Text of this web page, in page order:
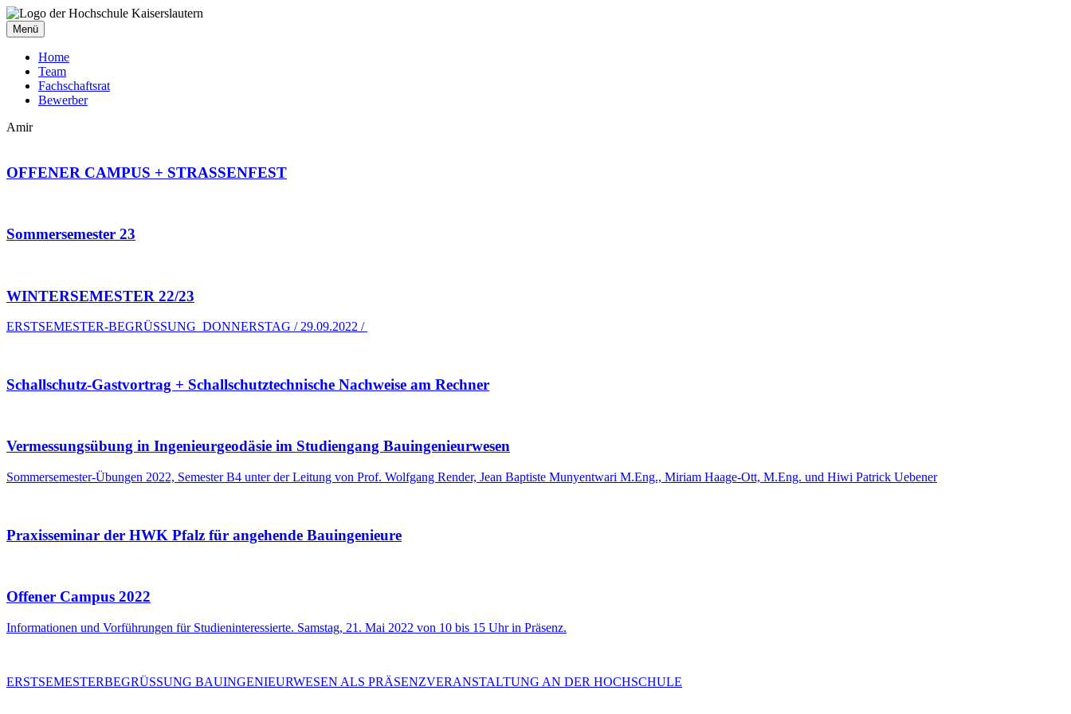
Menü
Home
Team
Fachschaftsrat
Bewerber
Amir
OFFENER CAMPUS + STRASSENFEST
Sommersemester 23
WINTERSEMESTER 22/23
ERSTSEMESTER-BEGRÜSSUNG DONNERSTAG / 29.09.2022 /
Schallschutz-Gastvortrag + Schallschutztechnische Nachweise am Rechner
Vermessungsübung in Ingenieurgeodäsie im Studiengang Bauingenieurwesen
Sommersemester-Übungen 2022, Semester B4 unter der Leitung von Prof. Wolfgang Render, Jean Baptiste Munyentwari M.Eng., Miriam Haage-Ott, M.Eng. und Hiwi Patrick Uebener
Praxisseminar der HWK Pfalz für angehende Bauingenieure
Offener Campus 2022
Informationen und Vorführungen für Studieninteressierte. Samstag, 21. Mai 2022 von 10 bis 15 Uhr in Präsenz.
ERSTSEMESTERBEGRÜSSUNG BAUINGENIEURWESEN ALS PRÄSENZVERANSTALTUNG AN DER HOCHSCHULE